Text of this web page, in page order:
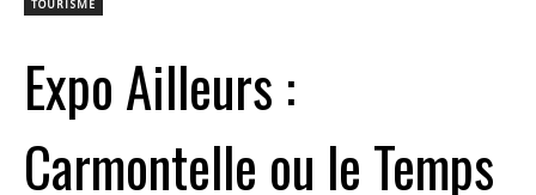
TOURISME
Expo Ailleurs :
Carmontelle ou le Temps